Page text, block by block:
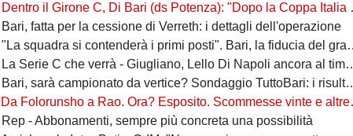
Dentro il Girone C, Di Bari (ds Potenza): "Dopo la Coppa Italia vinta, vogliamo infastidire ancora. Vi nomino qualche nostro giovane"
Bari, fatta per la cessione di Verreth: i dettagli dell'operazione
"La squadra si contenderà i primi posti". Bari, la fiducia del grande ex
La Serie C che verrà - Giugliano, Lello Di Napoli ancora al timone: il re delle salvezze vuole evitare un'altra stagione da brividi
Bari, sarà campionato da vertice? Sondaggio TuttoBari: i risultati provvisori
Da Folorunsho a Rao. Ora? Esposito. Scommesse vinte e altre perse sull'asse Napoli-Bari
Rep - Abbonamenti, sempre più concreta una possibilità